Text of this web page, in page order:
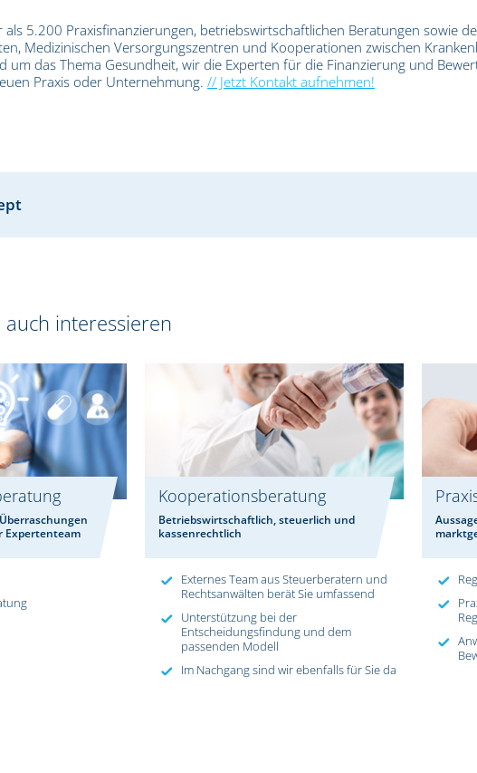
5.200 Praxisfinanzierungen, betriebswirtschaftlichen Beratungen sowie
Medizinischen Versorgungszentren und Kooperationen zwischen
um das Thema Gesundheit, wir die Experten für die Finanzierung und
Praxis oder Unternehmung. // Jetzt Kontakt aufnehmen!
auch interessieren
Expertenteam
Kooperationsberatung
Betriebswirtschaftlich, steuerlich und
kassenrechtlich
Externes Team aus Steuerberatern und
Rechtsanwälten berät Sie umfassend
Unterstützung bei der
Entscheidungsfindung und dem
passenden Modell
Im Nachgang sind wir ebenfalls für Sie da